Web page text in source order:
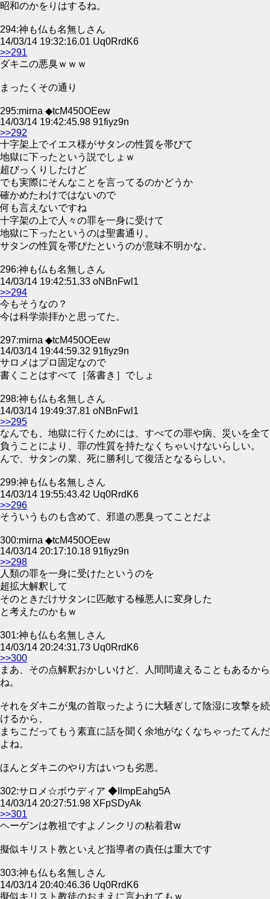
昭和のかをりはするね。
294:神も仏も名無しさん
14/03/14 19:32:16.01 Uq0RrdK6
>>291
ダキニの悪臭ｗｗｗ
まったくその通り
295:mirna ◆tcM450OEew
14/03/14 19:42:45.98 91fiyz9n
>>292
十字架上でイエス様がサタンの性質を帯びて
地獄に下ったという説でしょｗ
超びっくりしたけど
でも実際にそんなことを言ってるのかどうか
確かめたわけではないので
何も言えないですね
十字架の上で人々の罪を一身に受けて
地獄に下ったというのは聖書通り。
サタンの性質を帯びたというのが意味不明かな。
296:神も仏も名無しさん
14/03/14 19:42:51.33 oNBnFwl1
>>294
今もそうなの？
今は科学崇拝かと思ってた。
297:mirna ◆tcM450OEew
14/03/14 19:44:59.32 91fiyz9n
サロメはプロ固定なので
書くことはすべて［落書き］でしょ
298:神も仏も名無しさん
14/03/14 19:49:37.81 oNBnFwl1
>>295
なんでも、地獄に行くためには、すべての罪や病、災いを全て
負うことにより、罪の性質を持たなくちゃいけないらしい。
んで、サタンの業、死に勝利して復活となるらしい。
299:神も仏も名無しさん
14/03/14 19:55:43.42 Uq0RrdK6
>>296
そういうものも含めて、邪道の悪臭ってことだよ
300:mirna ◆tcM450OEew
14/03/14 20:17:10.18 91fiyz9n
>>298
人類の罪を一身に受けたというのを
超拡大解釈して
そのときだけサタンに匹敵する極悪人に変身した
と考えたのかもｗ
301:神も仏も名無しさん
14/03/14 20:24:31.73 Uq0RrdK6
>>300
まあ、その点解釈おかしいけど、人間間違えることもあるから
ね。
それをダキニが鬼の首取ったように大騒ぎして陰湿に攻撃を続
けるから、
まちこだってもう素直に話を聞く余地がなくなちゃったてんだ
よね。
ほんとダキニのやり方はいつも劣悪。
302:サロメ☆ボウディア ◆IImpEahg5A
14/03/14 20:27:51.98 XFpSDyAk
>>301
ヘーゲンは教祖ですよノンクリの粘着君w
擬似キリスト教といえど指導者の責任は重大です
303:神も仏も名無しさん
14/03/14 20:40:46.36 Uq0RrdK6
擬似キリスト教徒のおまえに言われてもｗ